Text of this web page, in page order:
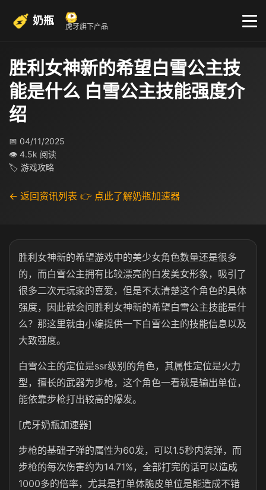
奶瓶 虎牙旗下产品
胜利女神新的希望白雪公主技
能是什么 白雪公主技能强度介
绍
📅 04/11/2025
👁 4.5k 阅读
🏷 游戏攻略
← 返回资讯列表 👉 点此了解奶瓶加速器
胜利女神新的希望游戏中的美少女角色数量还是很多
的，而白雪公主拥有比较漂亮的白发美女形象，吸引了
很多二次元玩家的喜爱，但是不太清楚这个角色的具体
强度，因此就会问胜利女神新的希望白雪公主技能是什
么？那这里就由小编提供一下白雪公主的技能信息以及
大致强度。
白雪公主的定位是ssr级别的角色，其属性定位是火力
型，擅长的武器为步枪，这个角色一看就是输出单位，
能依靠步枪打出较高的爆发。
[虎牙奶瓶加速器]
步枪的基础子弹的属性为60发，可以1.5秒内装弹，而
步枪的每次伤害约为14.71%，全部打完的话可以造成
1000多的倍率，尤其是打单体脆皮单位是能造成不错